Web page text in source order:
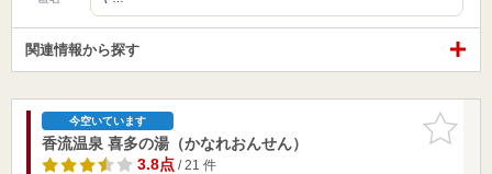
関連情報から探す
お気に入
りに追加
今空いています
香流温泉 喜多の湯（かなれおんせん）
3.8点/ 21 件